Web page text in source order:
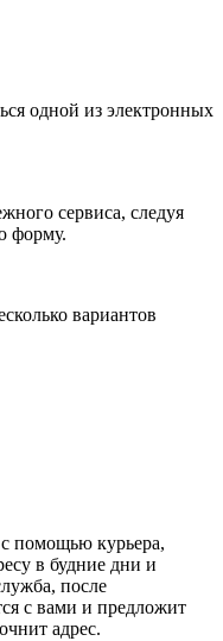
одной из электронных
сервиса, следуя
форму.
вариантов
с помощью курьера,
в будние дни и
после
с вами и предложит
адрес.